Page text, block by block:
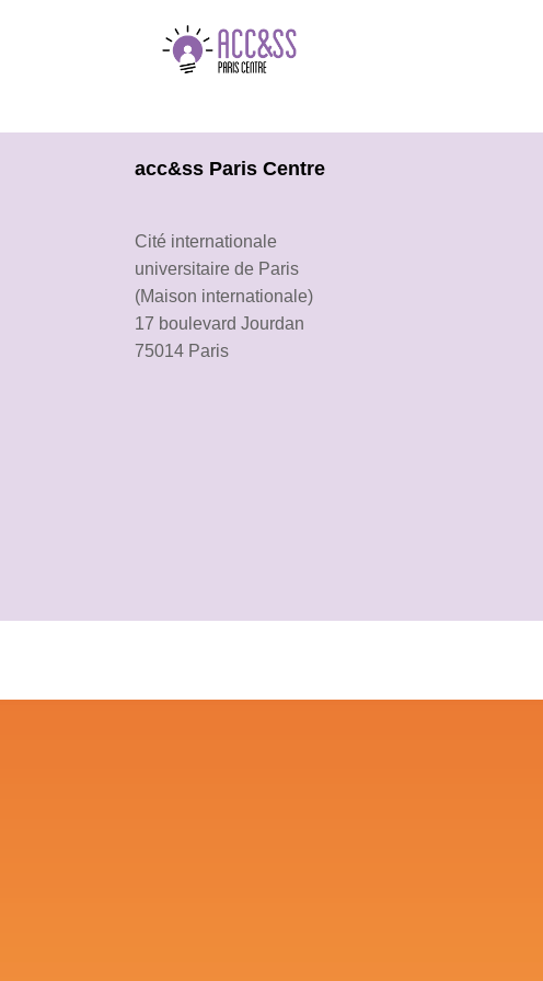
acc&ss Paris Centre
Cité internationale
universitaire de Paris
(Maison internationale)
17 boulevard Jourdan
75014 Paris